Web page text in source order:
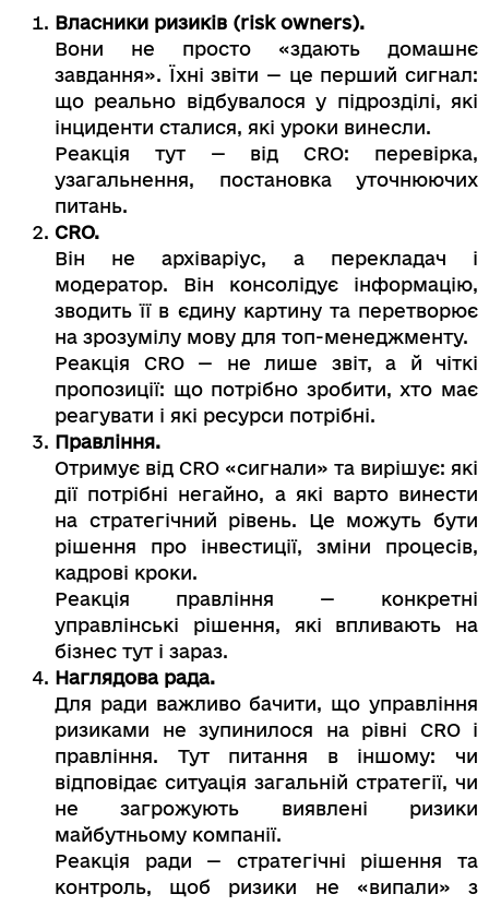
Власники ризиків (risk owners).
Вони не просто «здають домашнє
завдання». Їхні звіти — це перший сигнал:
що реально відбувалося у підрозділі, які
інциденти сталися, які уроки винесли.
Реакція тут — від CRO: перевірка,
узагальнення, постановка уточнюючих
питань.
CRO.
Він не архіваріус, а перекладач і
модератор. Він консолідує інформацію,
зводить її в єдину картину та перетворює
на зрозумілу мову для топ-менеджменту.
Реакція CRO — не лише звіт, а й чіткі
пропозиції: що потрібно зробити, хто має
реагувати і які ресурси потрібні.
Правління.
Отримує від CRO «сигнали» та вирішує: які
дії потрібні негайно, а які варто винести
на стратегічний рівень. Це можуть бути
рішення про інвестиції, зміни процесів,
кадрові кроки.
Реакція правління — конкретні
управлінські рішення, які впливають на
бізнес тут і зараз.
Наглядова рада.
Для ради важливо бачити, що управління
ризиками не зупинилося на рівні CRO і
правління. Тут питання в іншому: чи
відповідає ситуація загальній стратегії, чи
не загрожують виявлені ризики
майбутньому компанії.
Реакція ради — стратегічні рішення та
контроль, щоб ризики не «випали» з